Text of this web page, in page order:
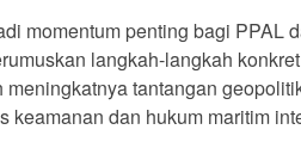
momentum penting bagi PPAL
langkah-langkah
meningkatnya tantangan
keamanan dan hukum maritim